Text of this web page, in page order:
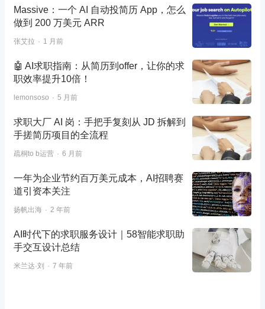
Massive：一个 AI 自动投简历 App，怎么
做到 200 万美元 ARR
张艾拉 1 月前
🤖 AI求职指南：从简历到offer，让你的求
职效率提升10倍！
lemonsoso 5 月前
求职大厂 AI 岗：手把手复刻从 JD 拆解到
手搓简历项目的全流程
疏桐to b运营 6 月前
一年为企业节约百万美元成本，AI招聘赛
道引资本关注
扬帆出海 2 年前
AI时代下的求职服务设计｜58智能求职助
手交互设计总结
米兰达·刘 7 年前